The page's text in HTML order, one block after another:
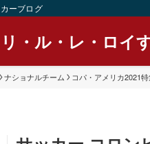
ーブログ
・ル・レ・ロイ
ナショナルチーム コパ・アメリカ2021